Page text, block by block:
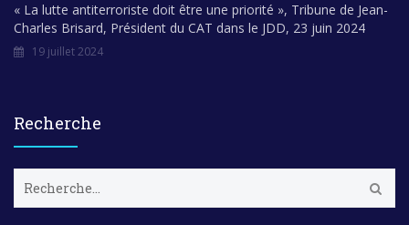
« La lutte antiterroriste doit être une priorité », Tribune de Jean-
Charles Brisard, Président du CAT dans le JDD, 23 juin 2024
19 juillet 2024
Recherche
c